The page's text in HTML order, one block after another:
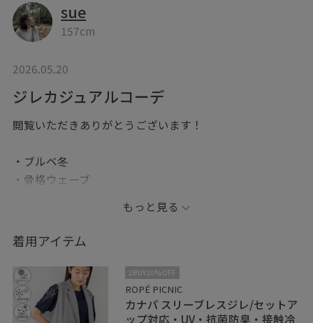
sue
157cm
2026.05.20
ジレカジュアルコーデ
閲覧いただきありがとうございます！
・ブルベ冬
・骨格ウェーブ
下半身がコンプレックスなので、
同じ悩みを持った方に
少しでも参考になれば嬉しいです！
フォローやお気に入り登録していただくと
気になった商品を
もっと見る
着用アイテム
2BUY10%OFF
ROPÉ PICNIC
カナパ スリーブレスジレ/セットア
ップ対応・UV・抗菌防臭・接触冷